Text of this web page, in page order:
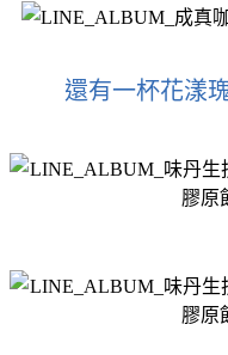
還有一杯花漾